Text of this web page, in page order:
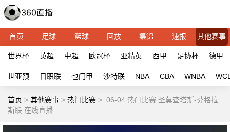
首页 足球 篮球 回放 集锦 速报 其他赛事
世界杯 英超 中超 欧冠杯 亚精英 西甲 足协杯 德甲
世亚预 日职联 也门甲 沙特联 NBA CBA WNBA
首页 > 其他赛事 > 热门比赛 > 06-04 热门比赛 圣莫查塔斯-芬格拉
斯联 在线直播